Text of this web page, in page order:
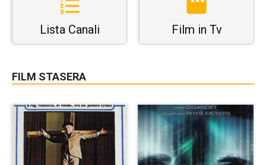
Lista Canali Film in Tv
FILM STASERA